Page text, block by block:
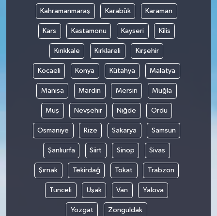
Kahramanmaraş Karabük Karaman
Kars Kastamonu Kayseri Kilis
Kırıkkale Kırklareli Kırşehir
Kocaeli Konya Kütahya Malatya
Manisa Mardin Mersin Muğla
Muş Nevşehir Niğde Ordu
Osmaniye Rize Sakarya Samsun
Şanlıurfa Siirt Sinop Sivas
Şırnak Tekirdağ Tokat Trabzon
Tunceli Uşak Van Yalova
Yozgat Zonguldak